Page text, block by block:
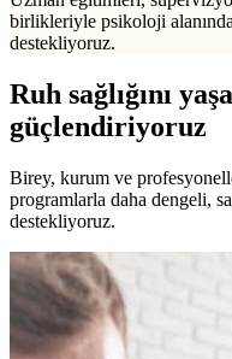
birlikleriyle psikoloji
destekliyoruz.
Ruh sağlığını
güçlendiriyoruz
Birey, kurum ve
programlarla daha dengeli,
destekliyoruz.